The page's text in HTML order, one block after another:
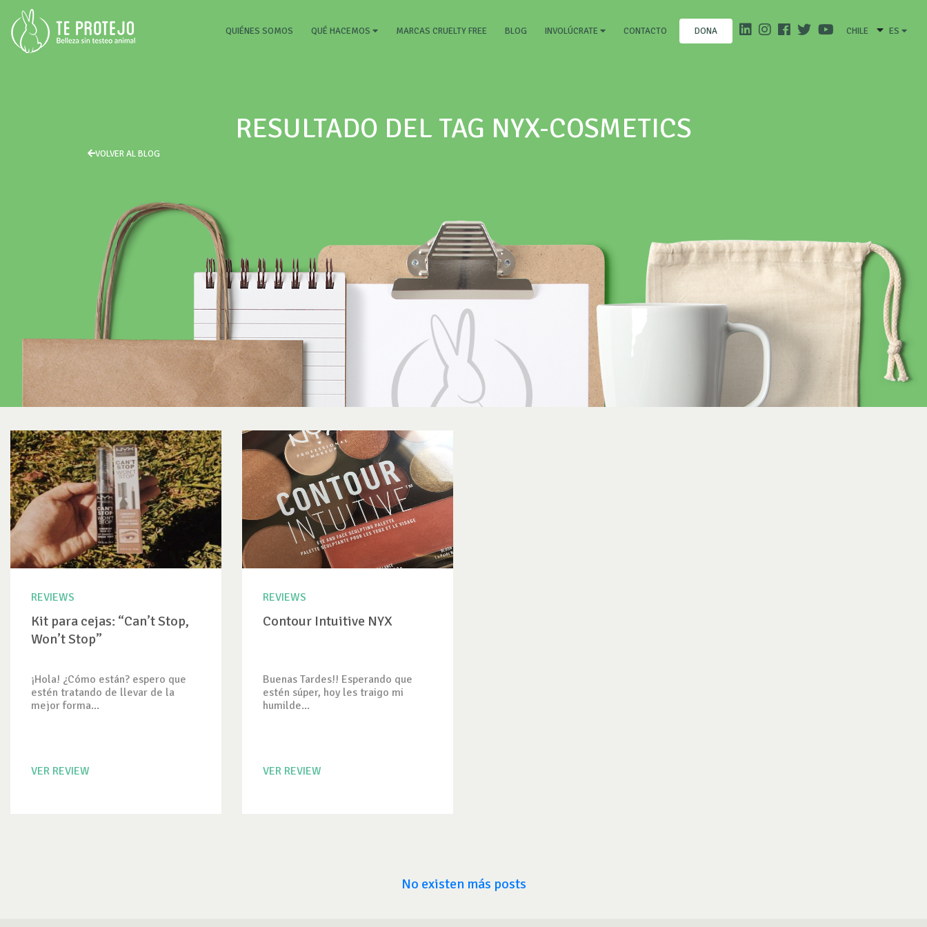
QUIÉNES SOMOS (CURRENT)
QUÉ HACEMOS MARCAS CRUELTY FREE BLOG INVOLÚCRATE CONTACTO DONA CHILE ES
RESULTADO DEL TAG NYX-COSMETICS
VOLVER AL BLOG
REVIEWS
Kit para cejas: “Can’t Stop,
Won’t Stop”
¡Hola! ¿Cómo están? espero que
estén tratando de llevar de la
mejor forma...
VER REVIEW
REVIEWS
Contour Intuitive NYX
Buenas Tardes!! Esperando que
estén súper, hoy les traigo mi
humilde...
VER REVIEW
No existen más posts